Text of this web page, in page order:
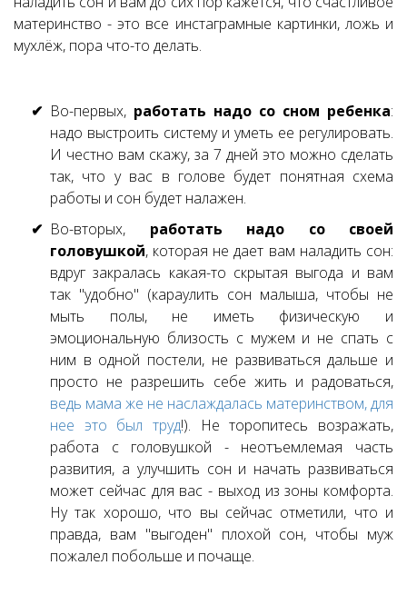
материнство - это все инстаграмные картинки, ложь и
мухлёж, пора что-то делать.
Во-первых, работать надо со сном ребенка:
надо выстроить систему и уметь ее регулировать.
И честно вам скажу, за 7 дней это можно сделать
так, что у вас в голове будет понятная схема
работы и сон будет налажен.
Во-вторых, работать надо со своей
головушкой, которая не дает вам наладить сон:
вдруг закралась какая-то скрытая выгода и вам
так "удобно" (караулить сон малыша, чтобы не
мыть полы, не иметь физическую и
эмоциональную близость с мужем и не спать с
ним в одной постели, не развиваться дальше и
просто не разрешить себе жить и радоваться,
ведь мама же не наслаждалась материнством, для
нее это был труд!). Не торопитесь возражать,
работа с головушкой - неотъемлемая часть
развития, а улучшить сон и начать развиваться
может сейчас для вас - выход из зоны комфорта.
Ну так хорошо, что вы сейчас отметили, что и
правда, вам "выгоден" плохой сон, чтобы муж
пожалел побольше и почаще.